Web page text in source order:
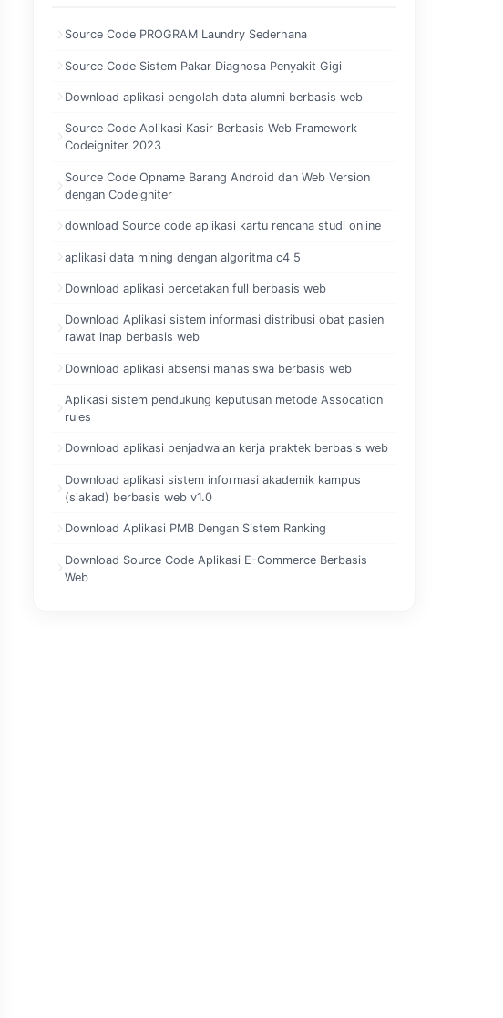
Source Code PROGRAM Laundry Sederhana
Source Code Sistem Pakar Diagnosa Penyakit Gigi
Download aplikasi pengolah data alumni berbasis web
Source Code Aplikasi Kasir Berbasis Web Framework
Codeigniter 2023
Source Code Opname Barang Android dan Web Version
dengan Codeigniter
download Source code aplikasi kartu rencana studi online
aplikasi data mining dengan algoritma c4 5
Download aplikasi percetakan full berbasis web
Download Aplikasi sistem informasi distribusi obat pasien
rawat inap berbasis web
Download aplikasi absensi mahasiswa berbasis web
Aplikasi sistem pendukung keputusan metode Assocation
rules
Download aplikasi penjadwalan kerja praktek berbasis web
Download aplikasi sistem informasi akademik kampus
(siakad) berbasis web v1.0
Download Aplikasi PMB Dengan Sistem Ranking
Download Source Code Aplikasi E-Commerce Berbasis
Web